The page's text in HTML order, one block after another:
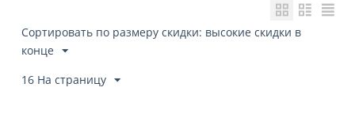
Сортировать по размеру скидки: высокие скидки в
конце
16 На страницу